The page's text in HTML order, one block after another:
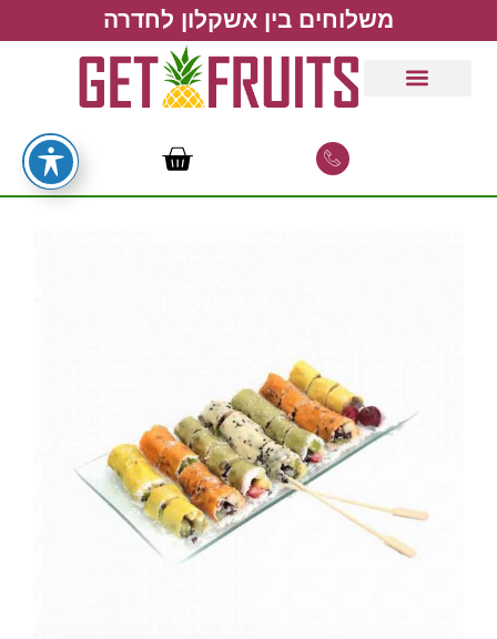
משלוחים בין אשקלון לחדרה